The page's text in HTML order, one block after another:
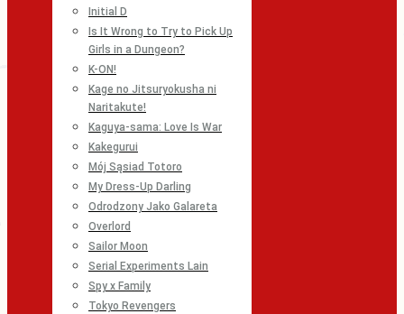
Initial D
Is It Wrong to Try to Pick Up
Girls in a Dungeon?
K-ON!
Kage no Jitsuryokusha ni
Naritakute!
Kaguya-sama: Love Is War
Kakegurui
Mój Sąsiad Totoro
My Dress-Up Darling
Odrodzony Jako Galareta
Overlord
Sailor Moon
Serial Experiments Lain
Spy x Family
Tokyo Revengers